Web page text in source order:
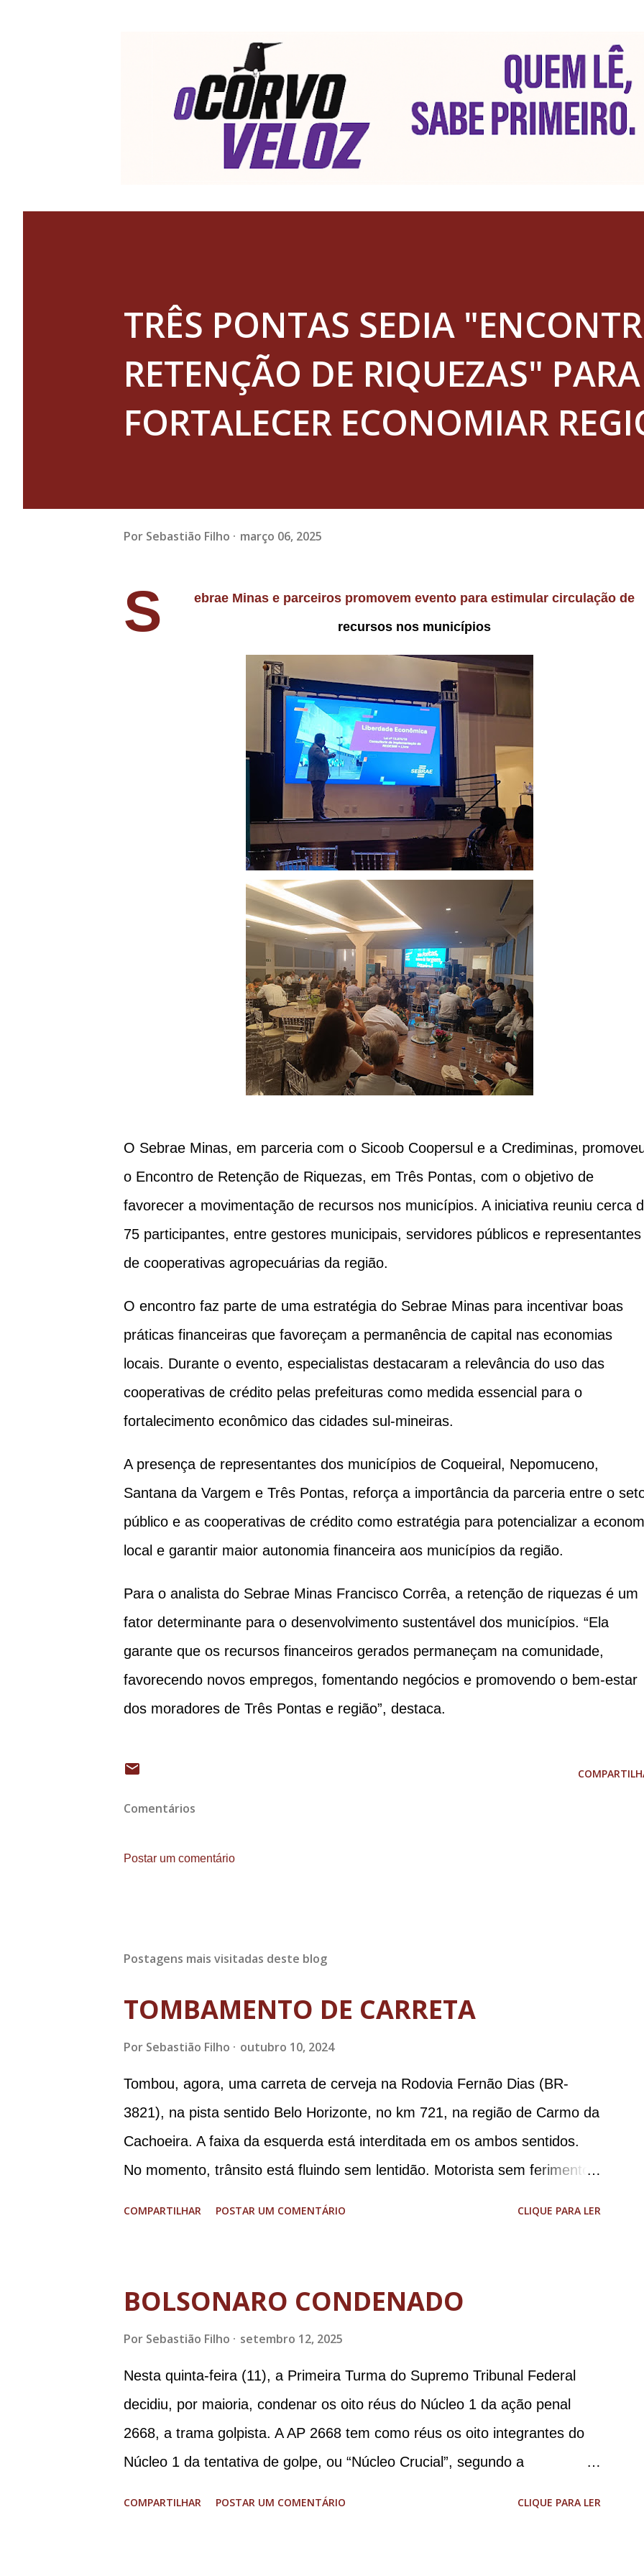
TRÊS PONTAS SEDIA
RETENÇÃO DE RIQUEZAS" PARA
FORTALECER ECONOMIAR
Por Sebastião Filho março 06, 2025
S
ebrae Minas e parceiros promovem evento para estimular circulação de
recursos nos municípios
O Sebrae Minas, em parceria com o Sicoob Coopersul e a Crediminas,
o Encontro de Retenção de Riquezas, em Três Pontas, com o objetivo de
favorecer a movimentação de recursos nos municípios. A iniciativa reuniu cerca
75 participantes, entre gestores municipais, servidores públicos e representantes
de cooperativas agropecuárias da região.
O encontro faz parte de uma estratégia do Sebrae Minas para incentivar boas
práticas financeiras que favoreçam a permanência de capital nas economias
locais. Durante o evento, especialistas destacaram a relevância do uso das
cooperativas de crédito pelas prefeituras como medida essencial para o
fortalecimento econômico das cidades sul-mineiras.
A presença de representantes dos municípios de Coqueiral, Nepomuceno,
Santana da Vargem e Três Pontas, reforça a importância da parceria entre o
público e as cooperativas de crédito como estratégia para potencializar a
local e garantir maior autonomia financeira aos municípios da região.
Para o analista do Sebrae Minas Francisco Corrêa, a retenção de riquezas é um
fator determinante para o desenvolvimento sustentável dos municípios. “Ela
garante que os recursos financeiros gerados permaneçam na comunidade,
favorecendo novos empregos, fomentando negócios e promovendo o bem-estar
dos moradores de Três Pontas e região”, destaca.
Comentários
Postar um comentário
Postagens mais visitadas deste blog
TOMBAMENTO DE CARRETA
Por Sebastião Filho outubro 10, 2024
Tombou, agora, uma carreta de cerveja na Rodovia Fernão Dias (BR-
3821), na pista sentido Belo Horizonte, no km 721, na região de Carmo da
Cachoeira. A faixa da esquerda está interditada em os ambos sentidos.
No momento, trânsito está fluindo sem lentidão. Motorista sem ferimentos
COMPARTILHAR POSTAR UM COMENTÁRIO CLIQUE PARA LER
BOLSONARO CONDENADO
Por Sebastião Filho setembro 12, 2025
Nesta quinta-feira (11), a Primeira Turma do Supremo Tribunal Federal
decidiu, por maioria, condenar os oito réus do Núcleo 1 da ação penal
2668, a trama golpista. A AP 2668 tem como réus os oito integrantes do
Núcleo 1 da tentativa de golpe, ou “Núcleo Crucial”, segundo a
COMPARTILHAR POSTAR UM COMENTÁRIO CLIQUE PARA LER